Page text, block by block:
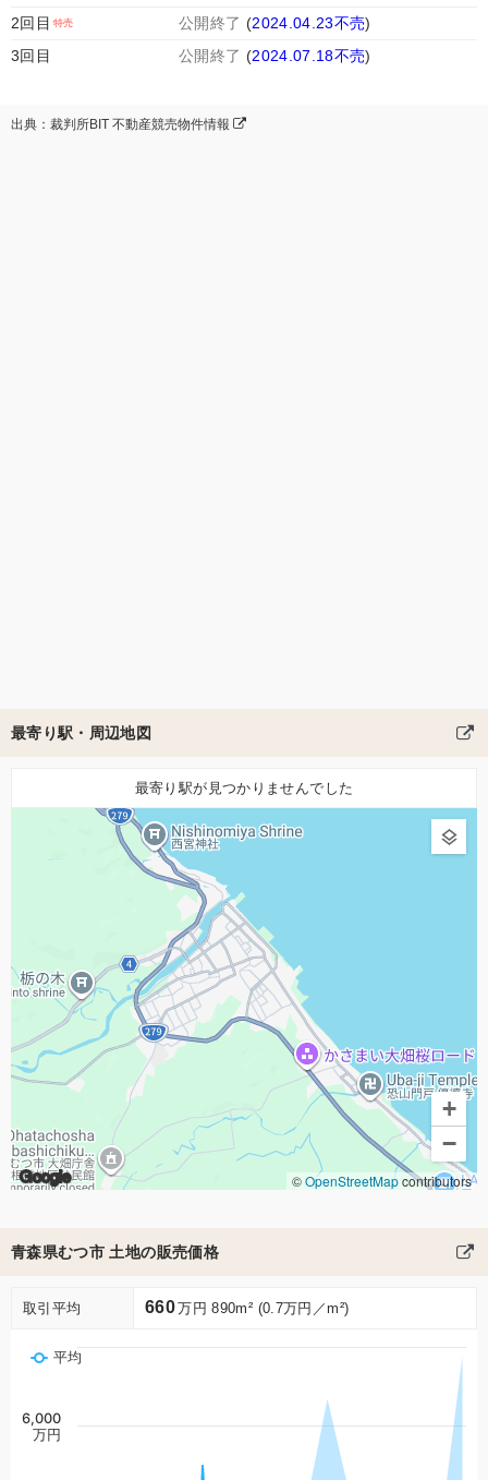
2回目 公開終了 (2024.04.23不売)
3回目
公開終了 (2024.07.18不売)
出典：裁判所BIT 不動産競売物件情報
最寄り駅・周辺地図
最寄り駅が見つかりませんでした
Google
+
−
©OpenStreetMapcontributors
青森県むつ市 土地の販売価格
取引平均 660万円 890m² (0.7万円／m²)
平均
6,000
万円